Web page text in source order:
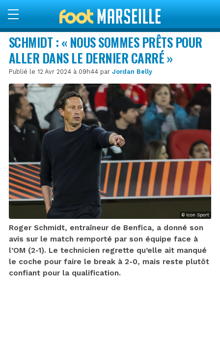
SCHMIDT : « NOUS SOMMES PRÊTS POUR
ALLER DANS LE DERNIER CARRÉ »
Publié le 12 Avr 2024 à 09h44 par Jordan Belly
© Icon Sport
Roger Schmidt, entraîneur de Benfica, a donné son
avis sur le match remporté par son équipe face à
l’OM (2-1). Le technicien regrette qu’elle ait manqué
le coche pour faire le break à 2-0, mais reste plutôt
confiant pour la qualification.